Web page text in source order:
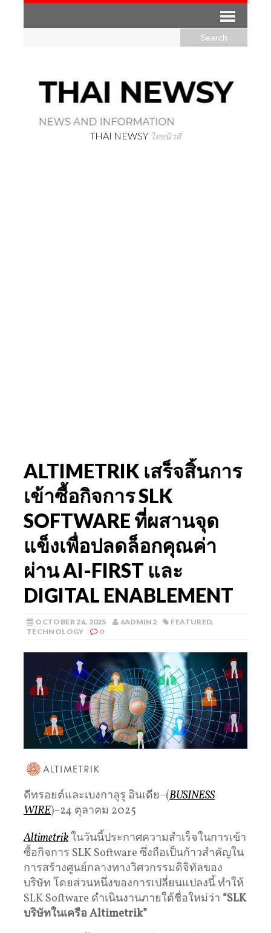
THAI NEWSY ไทยนิวสี่
ALTIMETRIK เสร็จสิ้นการ
เข้าซื้อกิจการ SLK
SOFTWARE ที่ผสานจุด
แข็งเพื่อปลดล็อกคุณค่า
ผ่าน AI-FIRST และ
DIGITAL ENABLEMENT
OCTOBER 26, 2025 6ADMIN2 FEATURED,
TECHNOLOGY
0
ดีทรอยต์และเบงกาลูรู อินเดีย–(BUSINESS
WIRE)–24 ตุลาคม 2025
Altimetrikในวันนี้ประกาศความสำเร็จในการเข้า
ซื้อกิจการ SLK Software ซึ่งถือเป็นก้าวสำคัญใน
การสร้างศูนย์กลางทางวิศวกรรมดิจิทัลของ
บริษัท โดยส่วนหนึ่งของการเปลี่ยนแปลงนี้ ทำให้
SLK Software ดำเนินงานภายใต้ชื่อใหม่ว่า “SLK
บริษัทในเครือ Altimetrik”